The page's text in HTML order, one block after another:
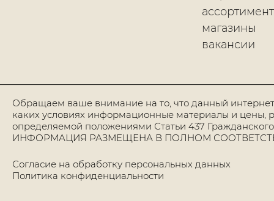
ассортимент
магазины
вакансии
Обращаем ваше внимание на то, что данный
каких условиях информационные материалы и цены,
определяемой положениями Статьи 437
ИНФОРМАЦИЯ РАЗМЕЩЕНА В ПОЛНОМ
Согласие на обработку персональных данных
Политика конфиденциальности